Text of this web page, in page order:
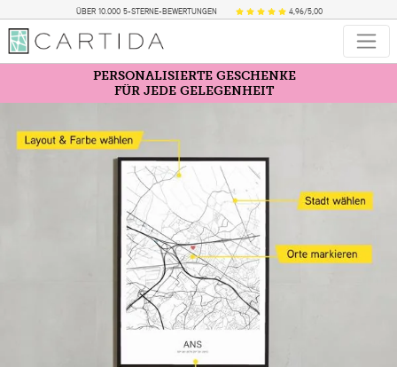
ÜBER 10.000 5-STERNE-BEWERTUNGEN 4,96/5,00
PERSONALISIERTE GESCHENKE
FÜR JEDE GELEGENHEIT